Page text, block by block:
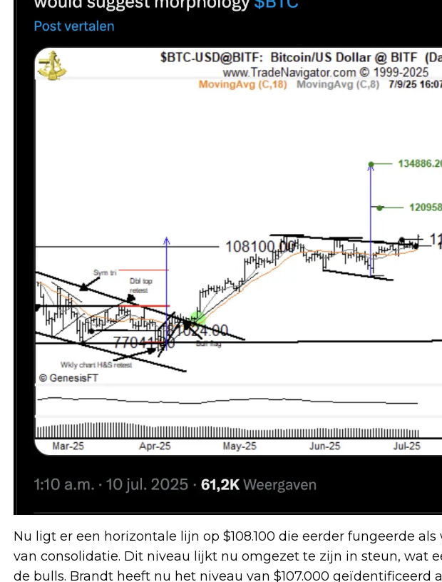
Nu ligt er een horizontale lijn op $108.100 die eerder fungeerde
van consolidatie. Dit niveau lijkt nu omgezet te zijn in steun, wat
de bulls. Brandt heeft nu het niveau van $107.000 geïdentificeerd